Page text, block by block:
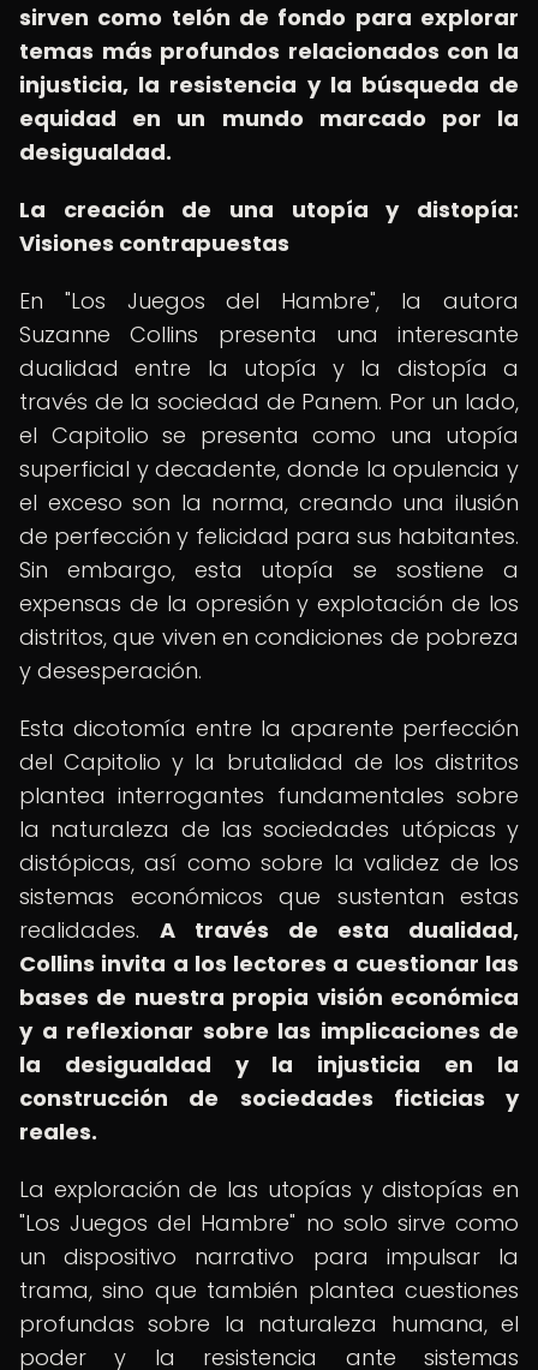
sirven como telón de fondo para explorar
temas más profundos relacionados con la
injusticia, la resistencia y la búsqueda de
equidad en un mundo marcado por la
desigualdad.
La creación de una utopía y distopía:
Visiones contrapuestas
En "Los Juegos del Hambre", la autora
Suzanne Collins presenta una interesante
dualidad entre la utopía y la distopía a
través de la sociedad de Panem. Por un lado,
el Capitolio se presenta como una utopía
superficial y decadente, donde la opulencia y
el exceso son la norma, creando una ilusión
de perfección y felicidad para sus habitantes.
Sin embargo, esta utopía se sostiene a
expensas de la opresión y explotación de los
distritos, que viven en condiciones de pobreza
y desesperación.
Esta dicotomía entre la aparente perfección
del Capitolio y la brutalidad de los distritos
plantea interrogantes fundamentales sobre
la naturaleza de las sociedades utópicas y
distópicas, así como sobre la validez de los
sistemas económicos que sustentan estas
realidades. A través de esta dualidad,
Collins invita a los lectores a cuestionar las
bases de nuestra propia visión económica
y a reflexionar sobre las implicaciones de
la desigualdad y la injusticia en la
construcción de sociedades ficticias y
reales.
La exploración de las utopías y distopías en
"Los Juegos del Hambre" no solo sirve como
un dispositivo narrativo para impulsar la
trama, sino que también plantea cuestiones
profundas sobre la naturaleza humana, el
poder y la resistencia ante sistemas